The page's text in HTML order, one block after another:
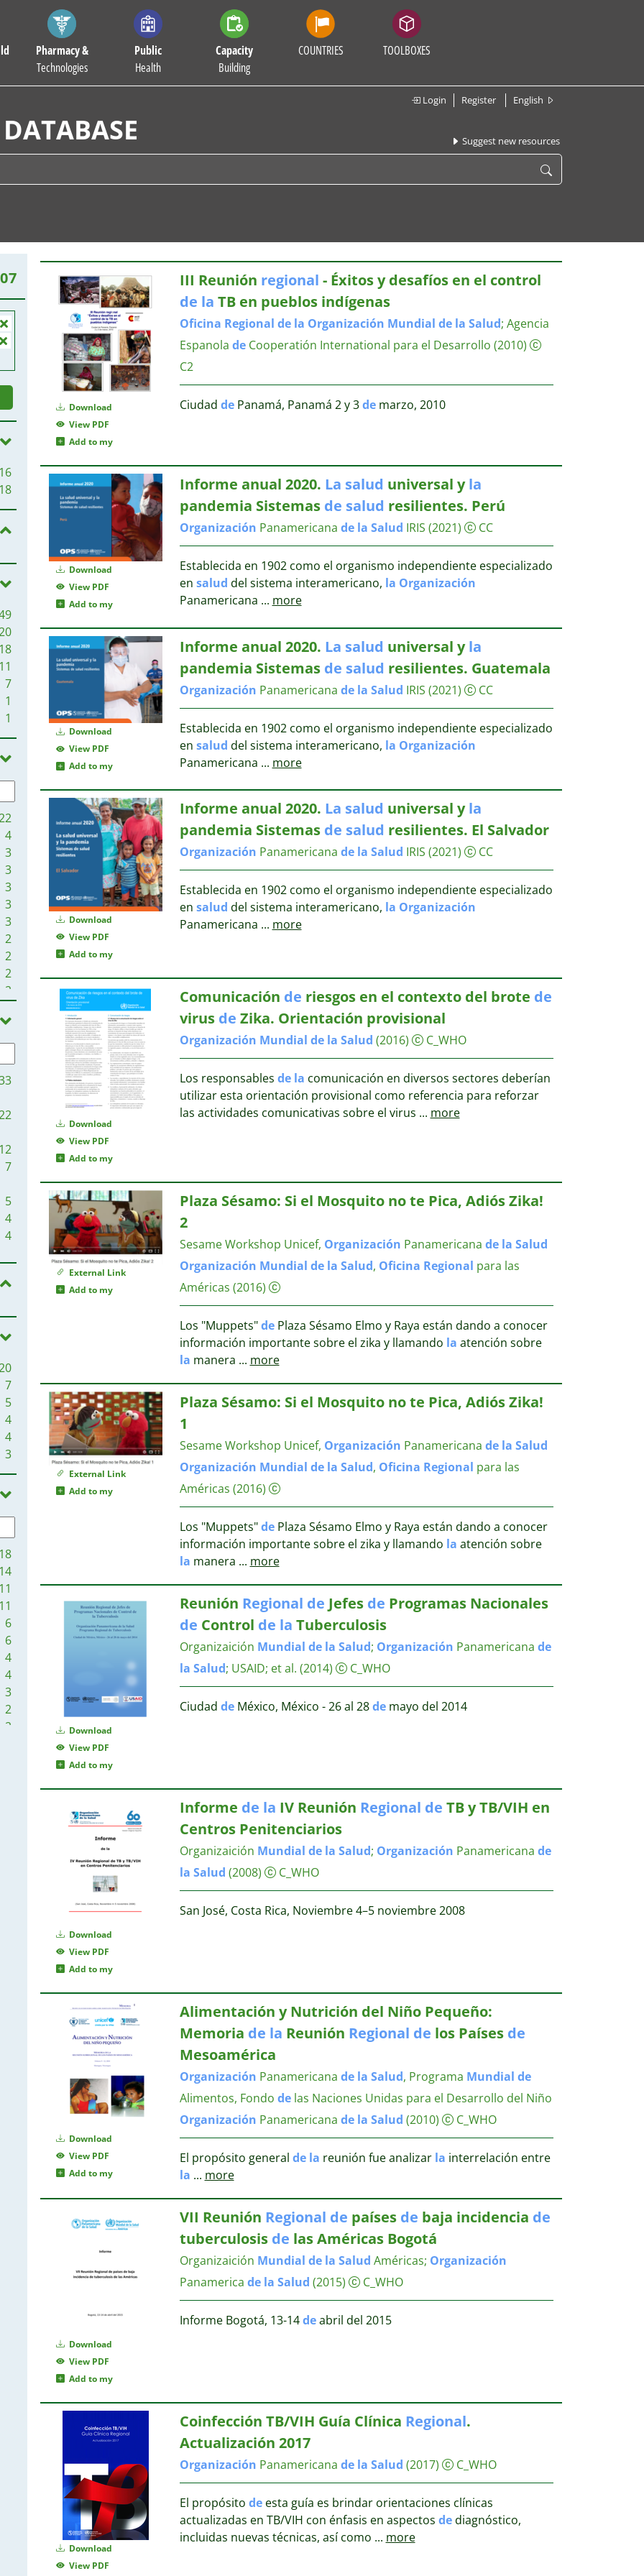
Pharmacy &
Technologies
Public
Health
Capacity
Building
COUNTRIES TOOLBOXES
Login Register English
Suggest new resources
16
18
18
11
7
1
1
4
3
3
3
3
3
2
2
2
2
1
1
1
1
12
7
5
4
4
3
3
2
2
2
2
2
2
2
2
2
2
1
1
1
1
1
1
7
5
4
4
3
18
14
11
11
6
6
4
4
3
2
2
Download
View PDF
Add to my
III Reunión regional - Éxitos y desafíos en el control
de la TB en pueblos indígenas
Oficina Regional de la Organización Mundial de la Salud; Agencia
Espanola deCooperatión International para el Desarrollo (2010)
C2
Ciudad dePanamá, Panamá 2 y 3demarzo, 2010
Download
View PDF
Add to my
Informe anual 2020. La salud universal yla
pandemia Sistemas de salud resilientes. Perú
Organización Panamericana de la Salud IRIS (2021) CC
Establecida en 1902 como el organismo independiente especializado
en salud del sistema interamericano, la Organización
Panamericana ... more
Download
View PDF
Add to my
Informe anual 2020. La salud universal yla
pandemia Sistemas de salud resilientes. Guatemala
Organización Panamericana de la Salud IRIS (2021) CC
Establecida en 1902 como el organismo independiente especializado
en salud del sistema interamericano, la Organización
Panamericana ... more
Download
View PDF
Add to my
Informe anual 2020. La salud universal yla
pandemia Sistemas de salud resilientes. El Salvador
Organización Panamericana de la Salud IRIS (2021) CC
Establecida en 1902 como el organismo independiente especializado
en salud del sistema interamericano, la Organización
Panamericana ... more
Download
View PDF
Add to my
Comunicación de riesgos en el contexto del brote de
virus de Zika. Orientación provisional
Organización Mundial de la Salud (2016) C_WHO
Los responsables de la comunicación en diversos sectores deberían
utilizar esta orientación provisional como referencia para reforzar
las actividades comunicativas sobre el virus ... more
External Link
Add to my
Plaza Sésamo: Si el Mosquito no te Pica, Adiós Zika!
2
Sesame Workshop Unicef, Organización Panamericana de la Salud
Organización Mundial de la Salud, Oficina Regional para las
Américas (2016)
Los "Muppets"dePlaza Sésamo Elmo y Raya están dando a conocer
información importante sobre el zika y llamando la atención sobre
la manera ... more
External Link
Add to my
Plaza Sésamo: Si el Mosquito no te Pica, Adiós Zika!
1
Sesame Workshop Unicef, Organización Panamericana de la Salud
Organización Mundial de la Salud, Oficina Regional para las
Américas (2016)
Los "Muppets"dePlaza Sésamo Elmo y Raya están dando a conocer
información importante sobre el zika y llamando la atención sobre
la manera ... more
Download
View PDF
Add to my
Reunión Regional de Jefes de Programas Nacionales
de Control de la Tuberculosis
Organizaición Mundial de la Salud; Organización Panamericana de
la Salud; USAID; et al. (2014) C_WHO
Ciudad deMéxico, México - 26 al 28demayo del 2014
Download
View PDF
Add to my
Informe de la IV Reunión Regional de TB y TB/VIH en
Centros Penitenciarios
Organizaición Mundial de la Salud; Organización Panamericana de
la Salud (2008) C_WHO
San José, Costa Rica, Noviembre 4–5 noviembre 2008
Download
View PDF
Add to my
Alimentación y Nutrición del Niño Pequeño:
Memoria de la Reunión Regional de los Países de
Mesoamérica
Organización Panamericana de la Salud, Programa Mundial de
Alimentos, Fondo delas Naciones Unidas para el Desarrollo del Niño
Organización Panamericana de la Salud (2010) C_WHO
El propósito general de la reunión fue analizar la interrelación entre
la ... more
Download
View PDF
Add to my
VII Reunión Regional de países de baja incidencia de
tuberculosis de las Américas Bogotá
Organizaición Mundial de la Salud Américas; Organización
Panamerica de la Salud (2015) C_WHO
Informe Bogotá, 13-14deabril del 2015
Download
View PDF
Coinfección TB/VIH Guía Clínica Regional.
Actualización 2017
Organización Panamericana de la Salud (2017) C_WHO
El propósito deesta guía es brindar orientaciones clínicas
actualizadas en TB/VIH con énfasis en aspectos dediagnóstico,
incluidas nuevas técnicas, así como ... more